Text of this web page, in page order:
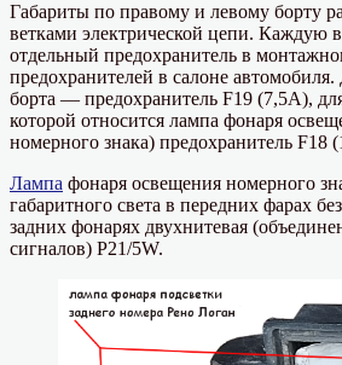
Габариты по правому и левому борту
ветками электрической цепи. Каждую
отдельный предохранитель в
предохранителей в салоне
борта — предохранитель F19 (7,5A),
которой относится лампа фонаря
номерного знака) предохранитель F18
Лампа фонаря освещения номерного
габаритного света в передних фарах
задних фонарях двухнитевая
сигналов) P21/5W.